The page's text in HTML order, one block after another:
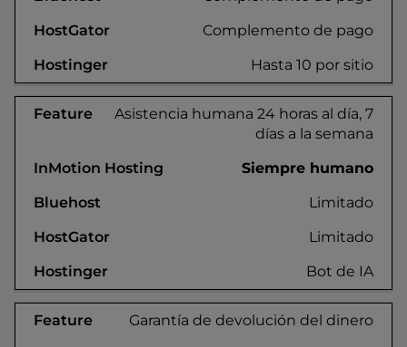
Complemento de pago
Hasta 10 por sitio
Asistencia humana 24 horas al día, 7
días a la semana
Siempre humano
Limitado
Limitado
Bot de IA
Garantía de devolución del dinero